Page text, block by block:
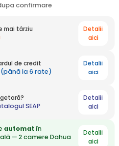
confirmare
mai târziu
Detalii
aici
de credit
(până la 6 rate)
Detalii
aici
SEAP
Detalii
aici
automat în
— 2 camere Dahua
Detalii
aici